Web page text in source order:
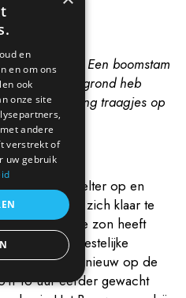
gemaakt. Een boomstam
dat ik in de grond heb
wiebelt het ding traagjes op
- Slot
de shelter op en
over om zich klaar te
21u. De zon heeft
de noordwestelijke
zette zich opnieuw op de
16 uur eerder gewacht
en
en om ons
ook
onze site
andere
verstrekt of
uw gebruik